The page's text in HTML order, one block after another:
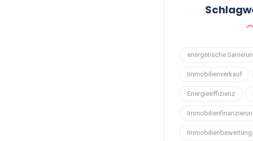
energetische
Immobilienverkauf
Energieeffizienz
Immobilienbewertung